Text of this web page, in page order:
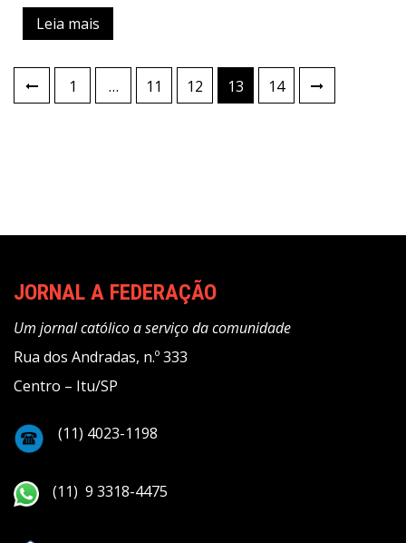
Leia mais
Paginação
de
1 … 11 12 13 14
JORNAL A FEDERAÇÃO
Um jornal católico a serviço da comunidade
Rua dos Andradas, n.º 333
Centro – Itu/SP
(11) 4023-1198
(11) 9 3318-4475